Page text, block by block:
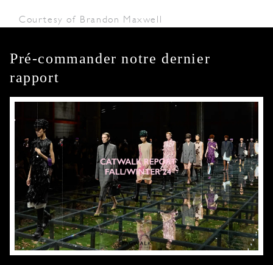
Courtesy of Brandon Maxwell
Pré-commander notre dernier
rapport